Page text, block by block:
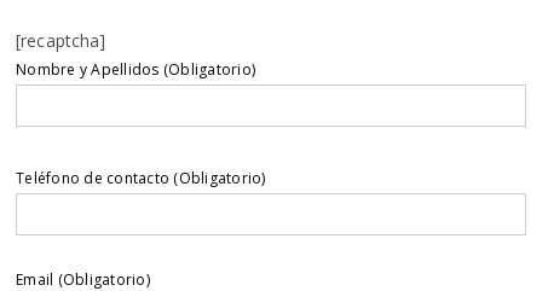
[recaptcha]
Nombre y Apellidos (Obligatorio)
Teléfono de contacto (Obligatorio)
Email (Obligatorio)